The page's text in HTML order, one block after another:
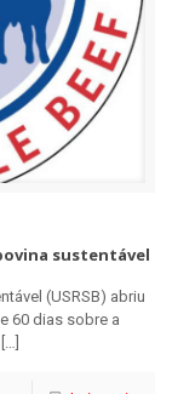
sustentável
(USRSB) abriu
60 dias sobre a